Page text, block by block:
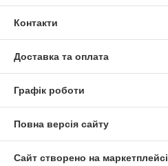
Контакти
Доставка та оплата
Графік роботи
Повна версія сайту
Сайт створено на маркетплейсі